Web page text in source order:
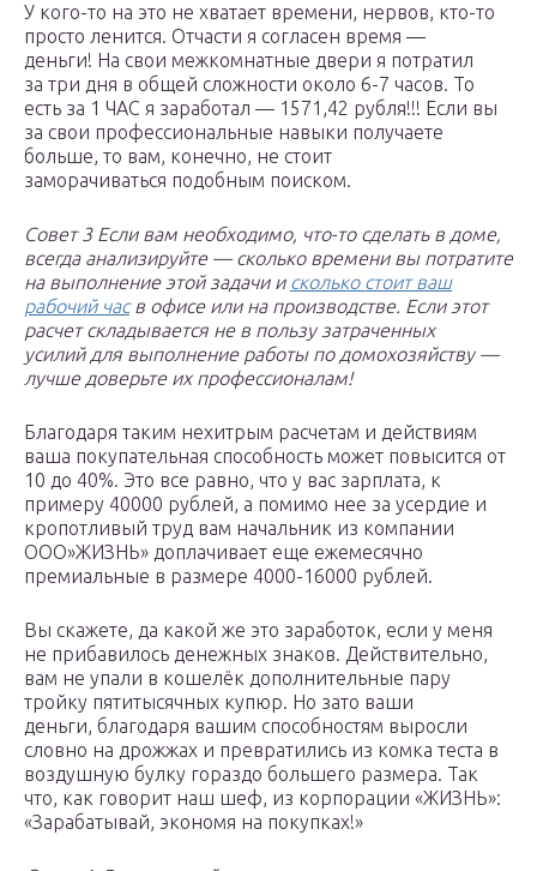
У кого-то на это не хватает времени, нервов, кто-то
просто ленится. Отчасти я согласен время —
деньги! На свои межкомнатные двери я потратил
за три дня в общей сложности около 6-7 часов. То
есть за 1 ЧАС я заработал — 1571,42 рубля!!! Если вы
за свои профессиональные навыки получаете
больше, то вам, конечно, не стоит
заморачиваться подобным поиском.
Совет 3Есливам необходимо, что-то сделать в доме,
всегда анализируйте — сколько времени вы потратите
на выполнение этой задачи и сколько стоит ваш
рабочий часв офисе или на производстве. Если этот
расчет складывается не в пользу затраченных
усилий для выполнениеработы по домохозяйству —
лучше доверьте их профессионалам!
Благодаря таким нехитрым расчетам и действиям
ваша покупательная способность может повысится от
10 до 40%. Это все равно, что у вас зарплата, к
примеру 40000 рублей, а помимо нее за усердие и
кропотливый труд вам начальник из компании
ООО»ЖИЗНЬ» доплачивает еще ежемесячно
премиальные в размере 4000-16000 рублей.
Вы скажете, да какой же это заработок, если у меня
не прибавилось денежных знаков. Действительно,
вам не упали в кошелёк дополнительные пару
тройку пятитысячных купюр. Но зато ваши
деньги, благодаря вашим способностям выросли
словно на дрожжах и превратились из комка теста в
воздушную булку гораздо большего размера. Так
что, как говорит наш шеф, из корпорации «ЖИЗНЬ»:
«Зарабатывай, экономя на покупках!»